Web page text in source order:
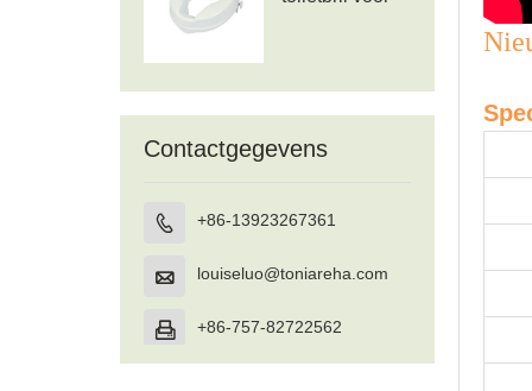
Contactgegevens
 +86-13923267361
 louiseluo@toniareha.com
 +86-757-82722562